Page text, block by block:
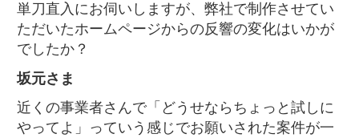
単刀直入にお伺いしますが、弊社で制作させてい
ただいたホームページからの反響の変化はいかが
でしたか？
坂元さま
近くの事業者さんで「どうせならちょっと試しに
やってよ」っていう感じでお願いされた案件が一